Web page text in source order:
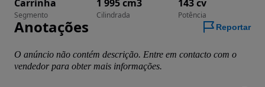
Carrinha
Segmento
1 995 cm3
Cilindrada
143 cv
Potência
Anotações Reportar
O anúncio não contém descrição. Entre em contacto com o
vendedor para obter mais informações.